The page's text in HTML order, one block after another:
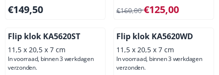
Prijs: 149,50, exclusief btw: 123,55
€149,50 Van 160,00 voor 125,00,
€160,00€125,00
Flip klok KA5620ST
11,5 x 20,5 x 7 cm
In voorraad, binnen 3 werkdagen
verzonden.
Flip klok KA5620WD
11,5 x 20,5 x 7 cm
In voorraad, binnen 3 werkdagen
verzonden.